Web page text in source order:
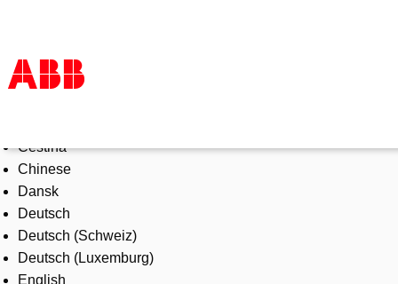
Products & Solutions
Industries
Services
About us
Where to buy
Contact us
Careers
Čeština
Chinese
Dansk
Deutsch
Deutsch (Schweiz)
Deutsch (Luxemburg)
English